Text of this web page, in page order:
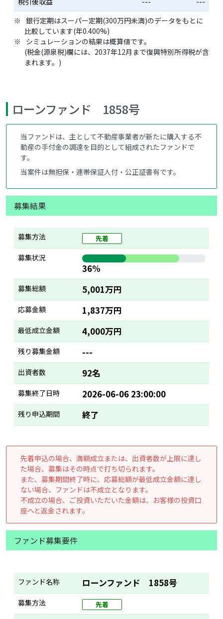
銀行定期はスーパー定期(300万円未満)のデータをもとに
比較しています(年0.400%)
シミュレーションの結果は概算値です。
(税金(源泉税)欄には、2037年12月まで復興特別所得税が含
まれます。)
ローンファンド 1858号
当ファンドは、主として不動産事業者が新たに購入する不
動産の手付金の調達を目的として組成されたファンドで
す。
当案件は無担保・連帯保証人付・公正証書有です。
募集結果
募集方法 先着
募集状況
36%
募集総額 5,001万円
応募金額 1,837万円
最低成立金額 4,000万円
残り募集金額 ---
出資者数 92名
募集終了日時 2026-06-06 23:00:00
残り申込期間 終了
先着申込の場合、満額成立または、出資者数が上限に達し
た場合、募集はその時点で打ち切られます。
また、募集期間終了時に、応募総額が最低成立金額に達し
ない場合、ファンドは不成立となります。
不成立の場合、ご投資いただいた金額は、お客様の投資口
座へと返金されます。
ファンド募集要件
ファンド名称 ローンファンド 1858号
募集方法 先着